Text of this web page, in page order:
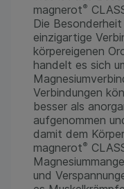
magnerot®
Die
einzigartige
körpereigenen
handelt es sich
Verbindungen
besser als
aufgenommen
damit dem
magnerot®
und